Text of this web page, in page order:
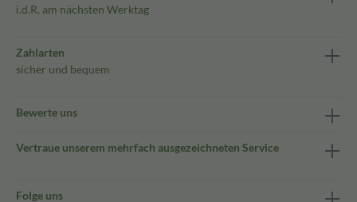
i.d.R. am nächsten Werktag
Zahlarten
sicher und bequem
Bewerte uns
Vertraue unserem mehrfach ausgezeichneten Service
Folge uns